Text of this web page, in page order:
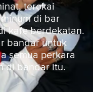
terokai
di bar
kafe berdekatan.
bandar untuk
semua perkara
di bandar itu.